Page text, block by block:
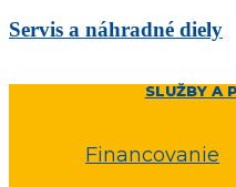
Servis a náhradné diely
SLUŽBY A
Financovanie